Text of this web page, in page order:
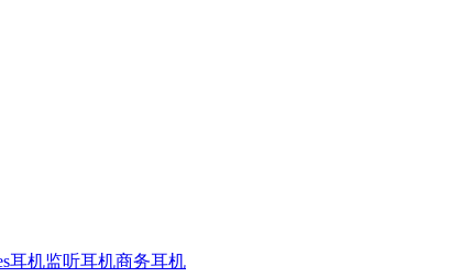
耳机监听耳机商务耳机